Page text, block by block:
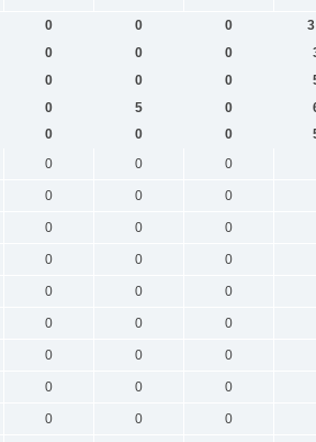
0 0 0
0 0 0
0 0 0
0 5 0
0 0 0
0 0 0
0 0 0
0 0 0
0 0 0
0 0 0
0 0 0
0 0 0
0 0 0
0 0 0